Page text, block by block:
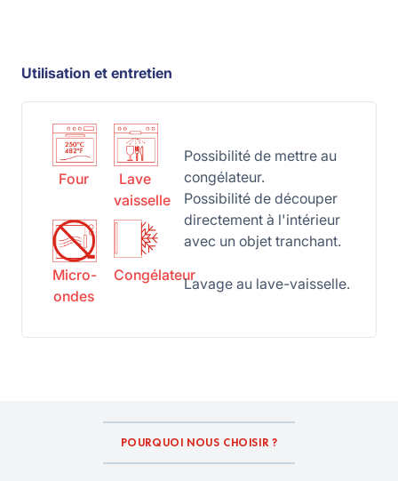
Utilisation et entretien
Four
Lave
vaisselle
Micro-
ondes
Congélateur
Possibilité de mettre au
congélateur.
Possibilité de découper
directement à l'intérieur
avec un objet tranchant.
Lavage au lave-vaisselle.
POURQUOI NOUS CHOISIR ?